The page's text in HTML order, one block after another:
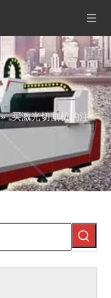
» 买激光切割机的注